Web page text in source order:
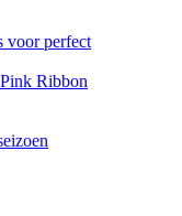
voor perfect
Ribbon